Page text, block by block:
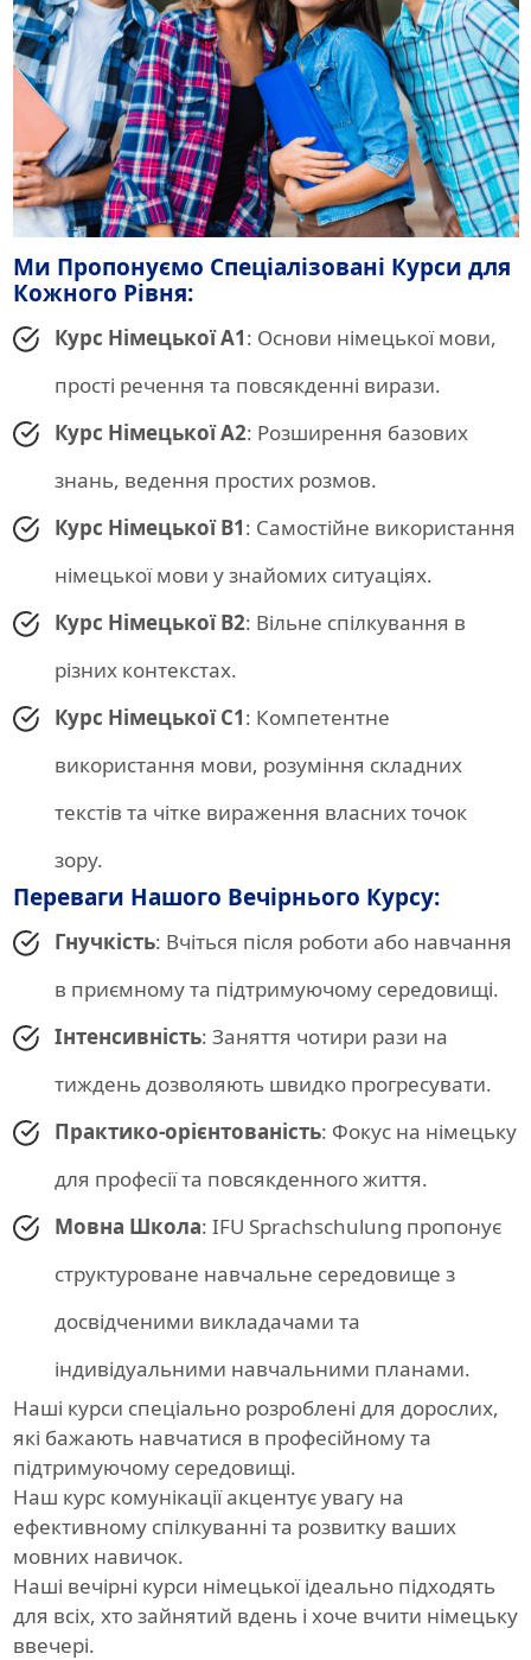
Ми Пропонуємо Спеціалізовані Курси для
Кожного Рівня:
Курс Німецької A1: Основи німецької мови,
прості речення та повсякденні вирази.
Курс Німецької A2: Розширення базових
знань, ведення простих розмов.
Курс Німецької B1: Самостійне використання
німецької мови у знайомих ситуаціях.
Курс Німецької B2: Вільне спілкування в
різних контекстах.
Курс Німецької C1: Компетентне
використання мови, розуміння складних
текстів та чітке вираження власних точок
зору.
Переваги Нашого Вечірнього Курсу:
Гнучкість: Вчіться після роботи або навчання
в приємному та підтримуючому середовищі.
Інтенсивність: Заняття чотири рази на
тиждень дозволяють швидко прогресувати.
Практико-орієнтованість: Фокус на німецьку
для професії та повсякденного життя.
Мовна Школа: IFU Sprachschulung пропонує
структуроване навчальне середовище з
досвідченими викладачами та
індивідуальними навчальними планами.
Наші курси спеціально розроблені для дорослих,
які бажають навчатися в професійному та
підтримуючому середовищі.
Наш курс комунікації акцентує увагу на
ефективному спілкуванні та розвитку ваших
мовних навичок.
Наші вечірні курси німецької ідеально підходять
для всіх, хто зайнятий вдень і хоче вчити німецьку
ввечері.